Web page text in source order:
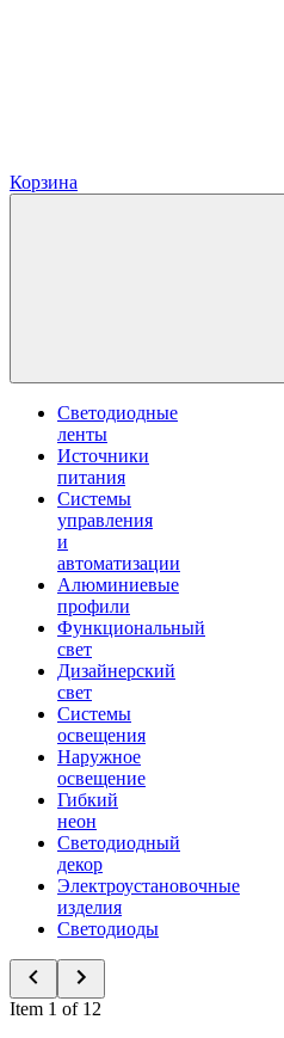
Корзина
Светодиодные
ленты
Источники
питания
Системы
управления
и
автоматизации
Алюминиевые
профили
Функциональный
свет
Дизайнерский
свет
Системы
освещения
Наружное
освещение
Гибкий
неон
Светодиодный
декор
Электроустановочные
изделия
Светодиоды
Item 1 of 12